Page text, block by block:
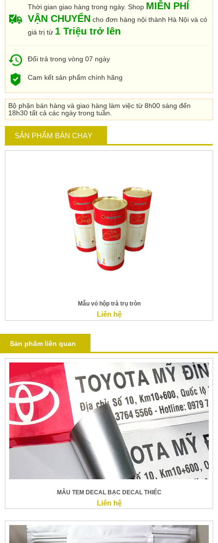
Thời gian giao hàng trong ngày. Shop MIỄN PHÍ
VẬN CHUYỂN cho đơn hàng nội thành Hà Nội và có
giá trị từ 1 Triệu trở lên
Đổi trả trong vòng 07 ngày
Cam kết sản phẩm chính hãng
Bộ phận bán hàng và giao hàng làm việc từ 8h00 sáng đến
18h30 tất cả các ngày trong tuần.
SẢN PHẨM BÁN CHẠY
Mẫu vỏ hộp trà trụ tròn
Liên hệ
Sản phẩm liên quan
MẪU TEM DECAL BẠC DECAL THIẾC
Liên hệ